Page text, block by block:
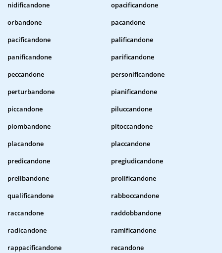
nidificandone
opacificandone
orbandone
pacandone
pacificandone
palificandone
panificandone
parificandone
peccandone
personificandone
perturbandone
pianificandone
piccandone
piluccandone
piombandone
pitoccandone
placandone
placcandone
predicandone
pregiudicandone
prelibandone
prolificandone
qualificandone
rabboccandone
raccandone
raddobbandone
radicandone
ramificandone
rappacificandone
recandone